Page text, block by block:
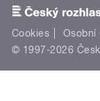
Cookies Osobní
© 1997-2026